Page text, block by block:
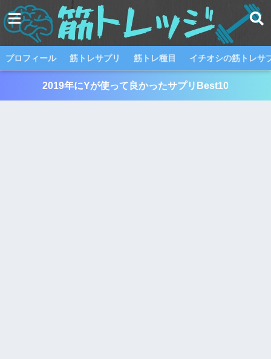
プロフィール 筋トレサプリ 筋トレ種目 イチオシの筋トレサ
2019年にYが使って良かったサプリBest10